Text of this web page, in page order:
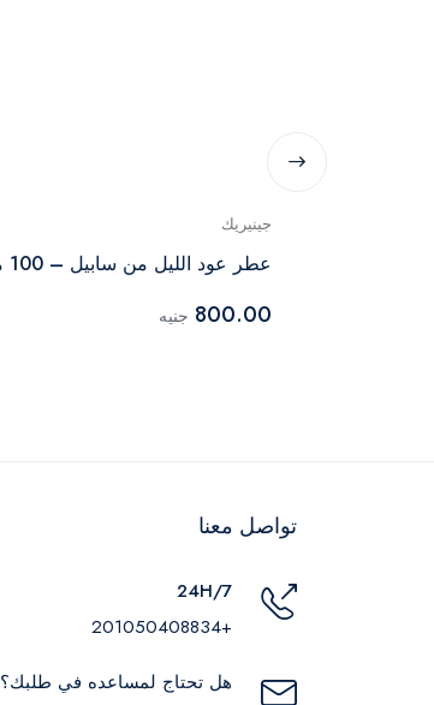
جينيريك
عطر عود الليل من سابيل – 100 مل
800.00 جنيه
تواصل معنا
24H/7
+201050408834
هل تحتاج لمساعده في طلبك؟